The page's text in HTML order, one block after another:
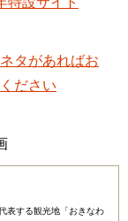
表する観光地「おきなわ